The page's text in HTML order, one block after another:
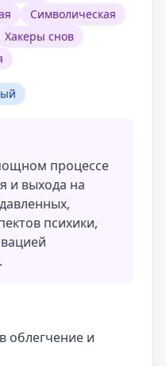
Символическая
Хакеры снов
процессе
и выхода на
психики,
облегчение и